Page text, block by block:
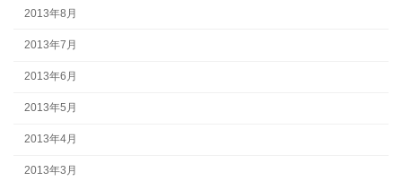
2013年8月
2013年7月
2013年6月
2013年5月
2013年4月
2013年3月